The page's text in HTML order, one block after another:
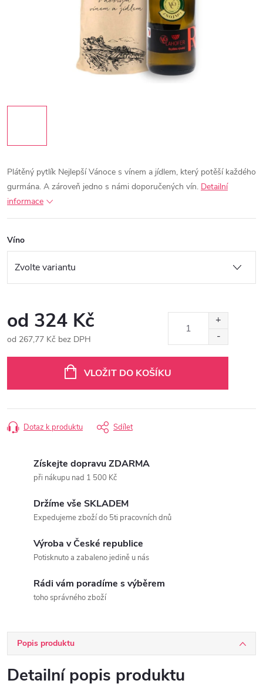
Plátěný pytlík Nejlepší Vánoce s vínem a jídlem, který potěší každého
gurmána. A zároveň jedno s námi doporučených vín. Detailní
informace
Víno
od 324 Kč
od 267,77 Kč bez DPH
VLOŽIT DO KOŠÍKU
Dotaz k produktu Sdílet
Získejte dopravu ZDARMA
při nákupu nad 1 500 Kč
Držíme vše SKLADEM
Expedujeme zboží do 5ti pracovních dnů
Výroba v České republice
Potisknuto a zabaleno jedině u nás
Rádi vám poradíme s výběrem
toho správného zboží
Popis produktu
Detailní popis produktu